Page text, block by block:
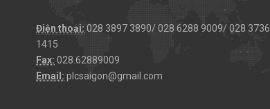
Điện thoại: 028 3897 3890/ 028 6288 9009/ 028 3736
1415
Fax: 028.62889009
Email: plcsaigon@gmail.com